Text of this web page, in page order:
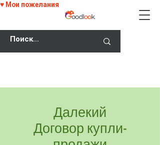
♥ Мои пожелания
Далекий
Договор купли-